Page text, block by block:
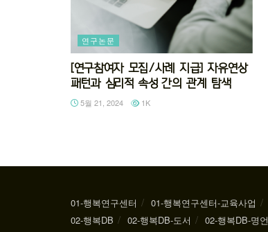
연구논문
[연구참여자 모집/사례 지급] 자유연상
패턴과 심리적 속성 간의 관계 탐색
5월 21, 2024
1K
01-행복연구센터 01-행복연구센터-교육사업
02-행복DB
02-행복DB-도서 02-행복DB-명언